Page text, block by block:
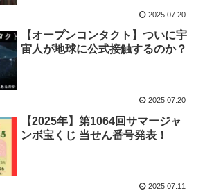
2025.07.20
【オープンコンタクト】ついに宇
宙人が地球に公式接触するのか？
2025.07.20
【2025年】第1064回サマージャ
ンボ宝くじ 当せん番号発表！
2025.07.11